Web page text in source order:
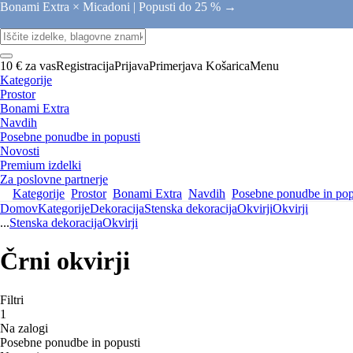
Bonami Extra × Micadoni | Popusti do 25 % →
10 € za vasRegistracijaPrijavaPrimerjava KošaricaMenu
Kategorije
Prostor
Bonami Extra
Navdih
Posebne ponudbe in popusti
Novosti
Premium izdelki
Za poslovne partnerje
Kategorije Prostor Bonami Extra Navdih Posebne ponudbe in
DomovKategorijeDekoracijaStenska dekoracijaOkvirjiOkvirji
...Stenska dekoracijaOkvirji
Črni okvirji
Filtri
1
Na zalogi
Posebne ponudbe in popusti